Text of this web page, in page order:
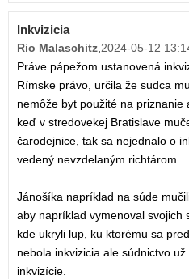
Inkvizicia
Rio Malaschitz,2024-05-12
Práve pápežom ustanovená
Rímske právo, určila že sudca
nemôže byt použité na priznanie
keď v stredovekej Bratislave
čarodejnice, tak sa nejednalo o
vedený nevzdelaným richtárom.
Jánošíka napríklad na súde
aby napríklad vymenoval svojich
kde ukryli lup, ku ktorému sa
nebola inkvizicia ale súdnictvo
inkvizície.